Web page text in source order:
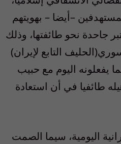
–أيضا – بهويتهم
جاحدة نحو طائفتها، وذلك
التابع لإيران)
يفعلونه اليوم مع حبيب
طائفيا في أن استعادة
اليومية، سيما الصمت